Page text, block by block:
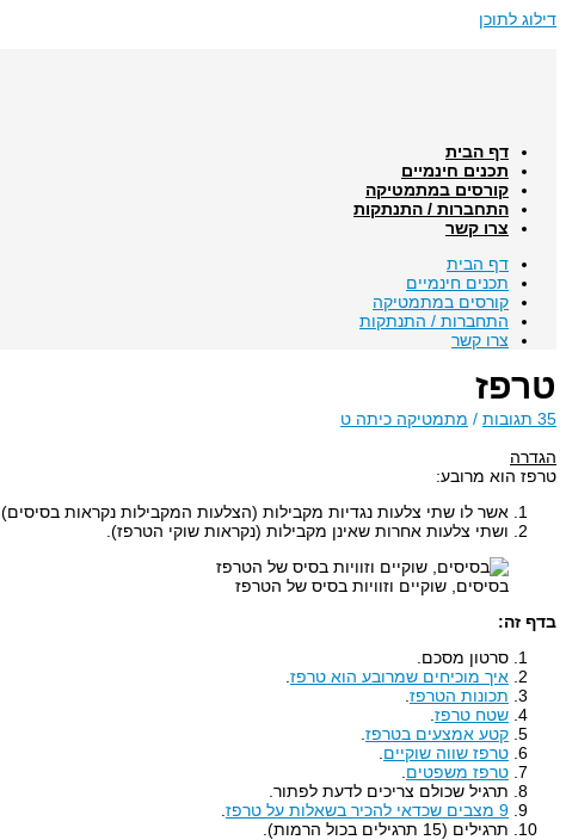
דילוג לתוכן
דף הבית
תכנים חינמיים
קורסים במתמטיקה
התחברות / התנתקות
צרו קשר
דף הבית
תכנים חינמיים
קורסים במתמטיקה
התחברות / התנתקות
צרו קשר
טרפז
35 תגובות / מתמטיקה כיתה ט
הגדרה
טרפז הוא מרובע:
אשר לו שתי צלעות נגדיות מקבילות (הצלעות המקבילות נקראות בסיסים).
ושתי צלעות אחרות שאינן מקבילות (נקראות שוקי הטרפז).
בסיסים, שוקיים וזוויות בסיס של הטרפז
בדף זה:
סרטון מסכם.
איך מוכיחים שמרובע הוא טרפז
תכונות הטרפז
שטח טרפז
קטע אמצעים בטרפז
טרפז שווה שוקיים
טרפז משפטים
תרגיל שכולם צריכים לדעת לפתור.
9 מצבים שכדאי להכיר בשאלות על טרפז
תרגילים (15 תרגילים בכול הרמות).